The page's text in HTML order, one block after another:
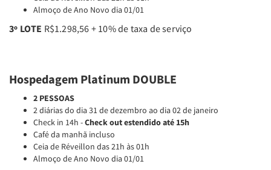
Almoço de Ano Novo dia 01/01
3º LOTE R$1.298,56 + 10% de taxa de serviço
Hospedagem Platinum DOUBLE
2 PESSOAS
2 diárias do dia 31 de dezembro ao dia 02 de janeiro
Check in 14h -Check out estendido até 15h
Café da manhã incluso
Ceia de Réveillon das 21h às 01h
Almoço de Ano Novo dia 01/01